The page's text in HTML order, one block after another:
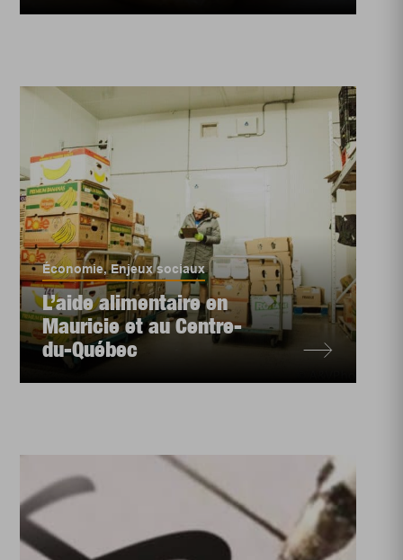
Économie,Enjeux sociaux
L’aide alimentaire en
Mauricie et au Centre-
du-Québec